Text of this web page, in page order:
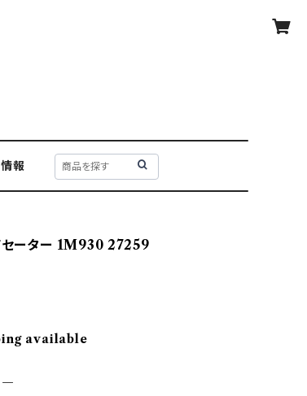
報
セーター 1M930 27259
available
—